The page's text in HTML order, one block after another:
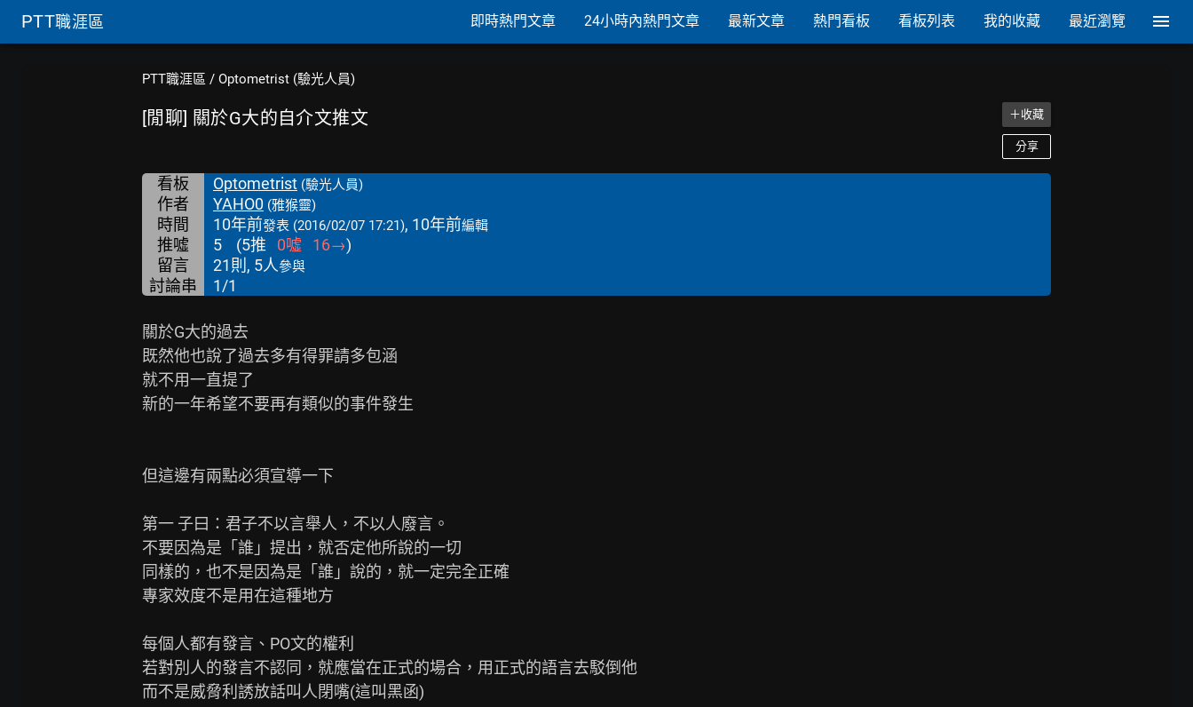
PTT職涯區 即時熱門文章 24小時內熱門文章 最新文章 熱門看板 看板列表 我的收藏 最近瀏覽
PTT職涯區 / Optometrist (驗光人員)
[閒聊] 關於G大的自介文推文 ＋收藏
分享
看板 Optometrist (驗光人員)
作者 YAHO0 (雅猴靈)
時間 10年前發表 (2016/02/07 17:21), 10年前編輯
推噓 5 (5推 0噓 16→)
留言
21則, 5人參與
討論串 1/1
關於G大的過去
既然他也說了過去多有得罪請多包涵
就不用一直提了
新的一年希望不要再有類似的事件發生
但這邊有兩點必須宣導一下
第一 子曰：君子不以言舉人，不以人廢言。
不要因為是「誰」提出，就否定他所說的一切
同樣的，也不是因為是「誰」說的，就一定完全正確
專家效度不是用在這種地方
每個人都有發言、PO文的權利
若對別人的發言不認同，就應當在正式的場合，用正式的語言去駁倒他
而不是威脅利誘放話叫人閉嘴(這叫黑函)